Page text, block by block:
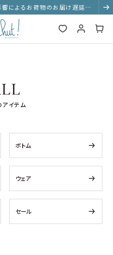
響によるお荷物のお届け遅延に
いて
イテム
ボトム
ウェア
セール